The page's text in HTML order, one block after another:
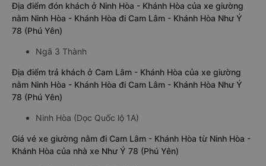
Địa điểm đón khách ở Ninh Hòa - Khánh Hòa của xe giường
nằm Ninh Hòa - Khánh Hòa đi Cam Lâm - Khánh Hòa Như Ý
78 (Phú Yên)
Ngã 3 Thành
Địa điểm trả khách ở Cam Lâm - Khánh Hòa của xe giường
nằm Ninh Hòa - Khánh Hòa đi Cam Lâm - Khánh Hòa Như Ý
78 (Phú Yên)
Ninh Hòa (Dọc Quốc lộ 1A)
Giá vé xe giường nằm đi Cam Lâm - Khánh Hòa từ Ninh Hòa -
Khánh Hòa của nhà xe Như Ý 78 (Phú Yên)